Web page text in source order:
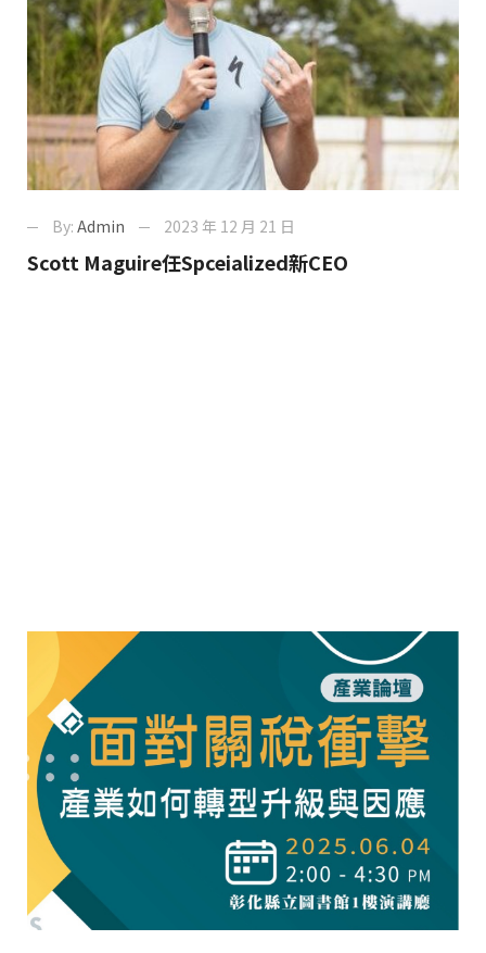
By: Admin 2023 年 12 月 21 日
Scott Maguire任Spceialized新CEO